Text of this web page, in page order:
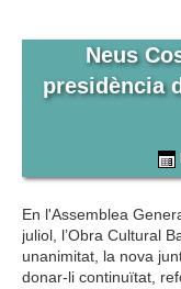
Neus
presidència
En l'Assemblea
juliol, l’Obra Cultural
unanimitat, la nova
donar-li continuïtat,